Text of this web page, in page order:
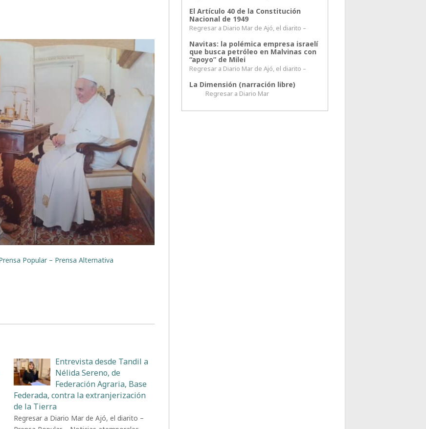
Popular – Prensa Alternativa
Entrevista desde Tandil a
Nélida Sereno, de
Federación Agraria, Base
Federada, contra la extranjerización
de la Tierra
Regresar a Diario Mar de Ajó, el diarito –
El Artículo 40 de la Constitución
Nacional de 1949
Regresar a Diario Mar de Ajó, el diarito –
Navitas: la polémica empresa israelí
que busca petróleo en Malvinas con
“apoyo” de Milei
Regresar a Diario Mar de Ajó, el diarito –
La Dimensión (narración libre)
Regresar a Diario Mar